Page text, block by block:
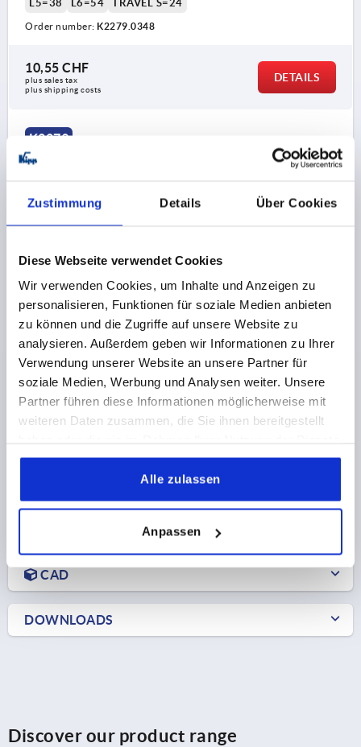
Zustimmung Details Über Cookies
Diese Webseite verwendet Cookies
Wir verwenden Cookies, um Inhalte und Anzeigen zu
personalisieren, Funktionen für soziale Medien anbieten
zu können und die Zugriffe auf unsere Website zu
analysieren. Außerdem geben wir Informationen zu Ihrer
Verwendung unserer Website an unsere Partner für
soziale Medien, Werbung und Analysen weiter. Unsere
Partner führen diese Informationen möglicherweise mit
weiteren Daten zusammen, die Sie ihnen bereitgestellt
gesammelt haben.
Alle zulassen
Anpassen
1) 3-point locking system
2) Tongues K1114
4) Swivel grip
L5=38
L6=54 TRAVEL S=24
Order number: K2279.0348
10,55 CHF
plus sales tax
plus shipping costs
DETAILS
K2279
ZINC, COMP:STEEL GALVANIZED
MAIN MATERIAL=ZINC WIDTH=3 B1=28,5
B2=18
DIAMETER=5
D1=17 HEIGHT=24 H1=22
H2=14
LENGTH=348
L1=124 L2=224 L3=50 L4=8
L5=38
L6=54
TRAVEL S=24
Order number:K2279.1348
PRODUCT DETAILS
CAD
DOWNLOADS
Discover our product range